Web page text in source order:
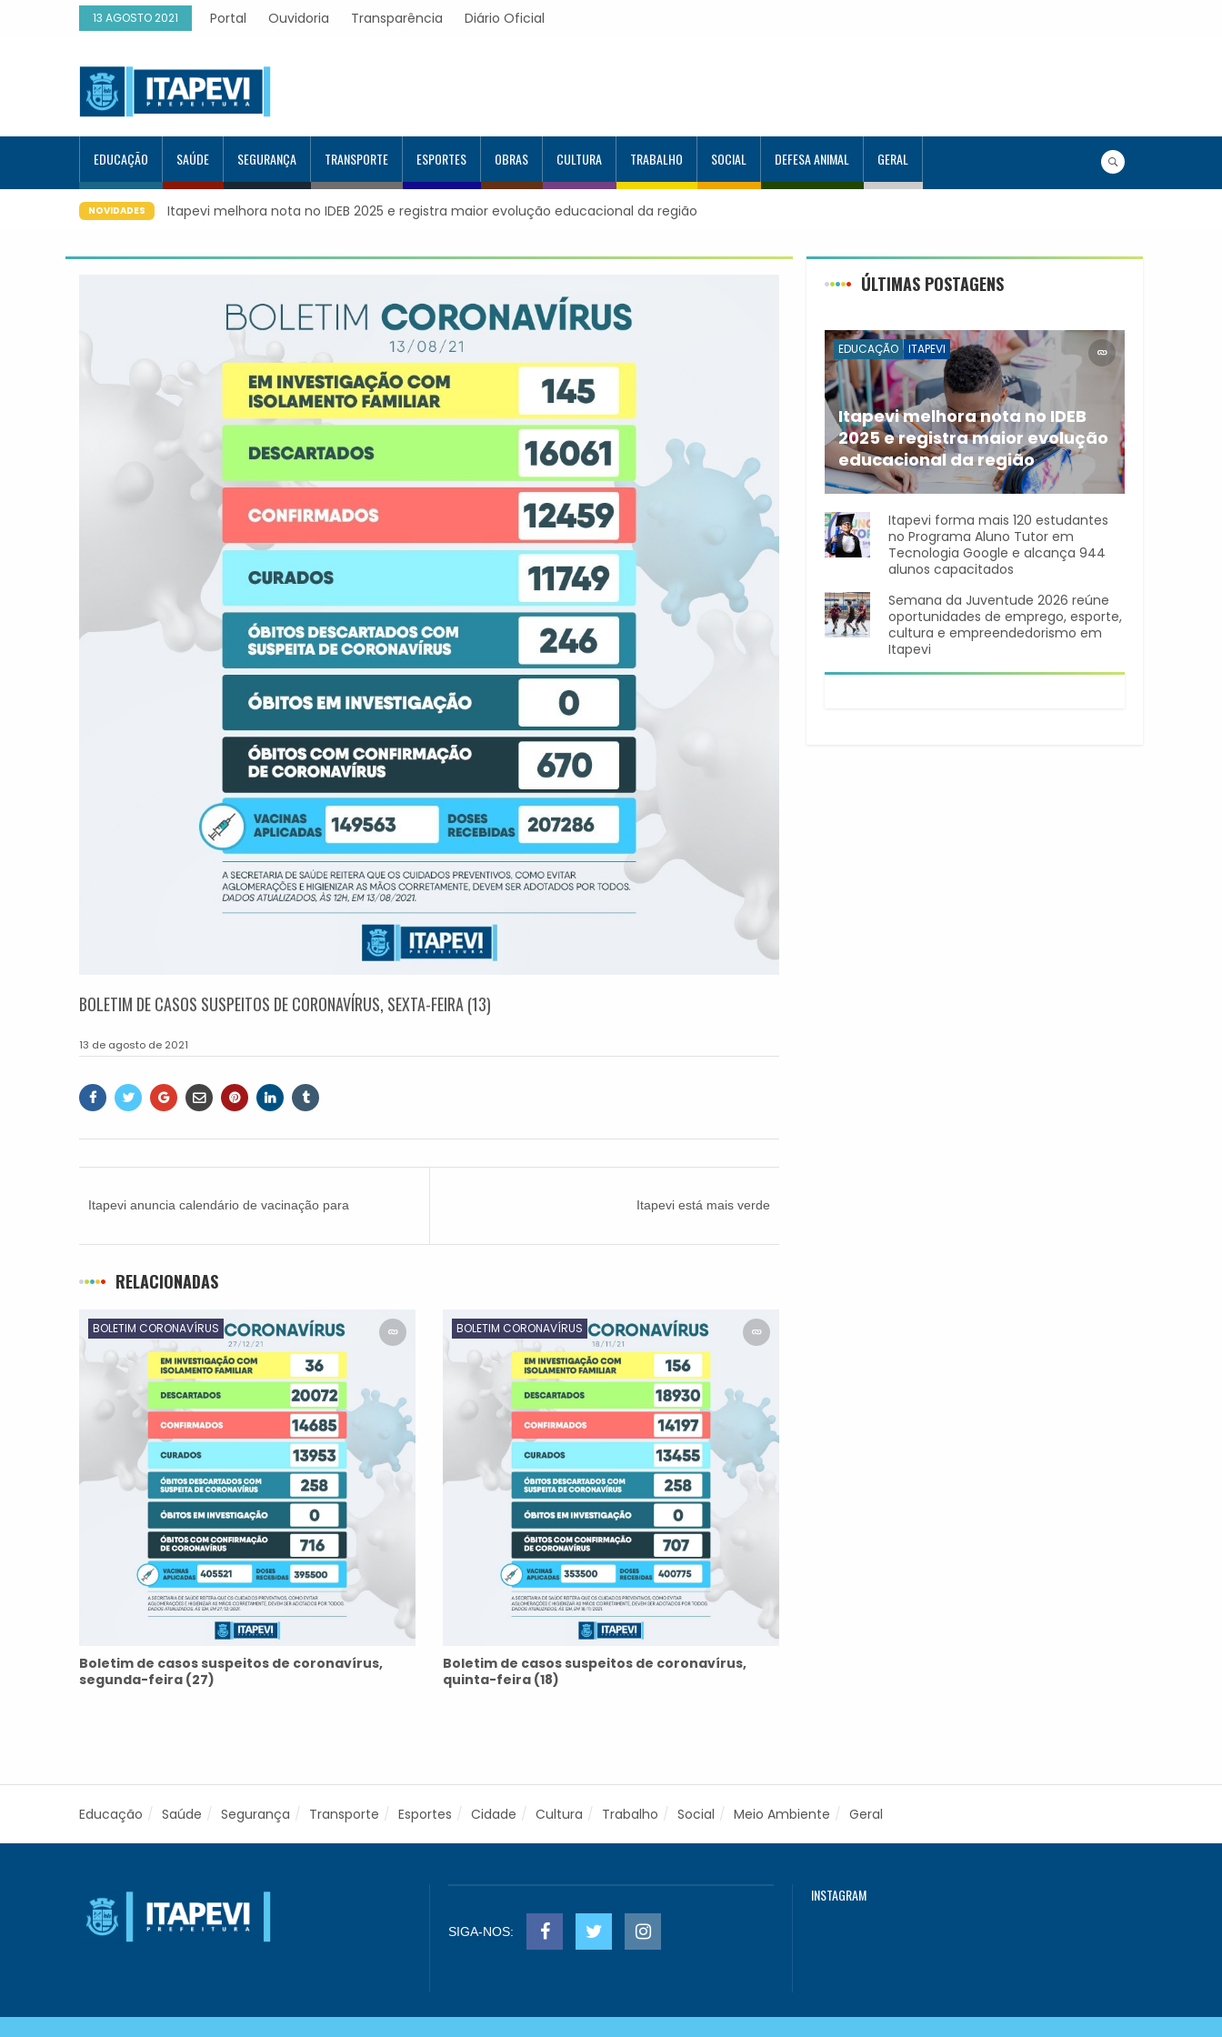
13 AGOSTO 2021 Portal Ouvidoria Transparência Diário Oficial
EDUCAÇÃO SAÚDE SEGURANÇA TRANSPORTE ESPORTES OBRAS CULTURA TRABALHO SOCIAL DEFESA ANIMAL GERAL
NOVIDADES Itapevi melhora nota no IDEB 2025 e registra maior evolução educacional da região
BOLETIM DE CASOS SUSPEITOS DE CORONAVÍRUS, SEXTA-FEIRA (13)
13 de agosto de 2021
Itapevi anuncia calendário de vacinação para
Itapevi está mais verde
RELACIONADAS
BOLETIM CORONAVÍRUS
Boletim de casos suspeitos de coronavírus,
segunda-feira (27)
BOLETIM CORONAVÍRUS
Boletim de casos suspeitos de coronavírus,
quinta-feira (18)
ÚLTIMAS POSTAGENS
EDUCAÇÃO ITAPEVI
Itapevi melhora nota no IDEB
2025 e registra maior evolução
educacional da região
A rede municipal de ensino
Itapevi forma mais 120 estudantes
no Programa Aluno Tutor em
Tecnologia Google e alcança 944
alunos capacitados
Semana da Juventude 2026 reúne
oportunidades de emprego, esporte,
cultura e empreendedorismo em
Itapevi
Educação Saúde Segurança Transporte Esportes Cidade Cultura Trabalho Social Meio Ambiente Geral
SIGA-NOS:
INSTAGRAM